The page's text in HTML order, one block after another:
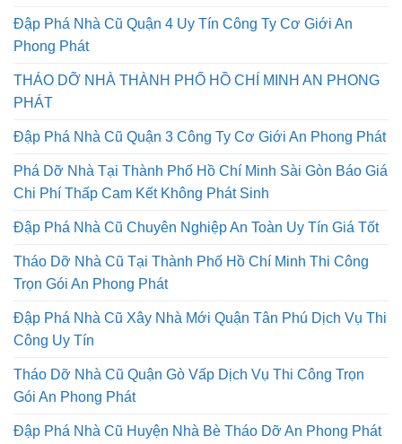
Đập Phá Nhà Cũ Quận 4 Uy Tín Công Ty Cơ Giới An
Phong Phát
THÁO DỠ NHÀ THÀNH PHỐ HỒ CHÍ MINH AN PHONG
PHÁT
Đập Phá Nhà Cũ Quận 3 Công Ty Cơ Giới An Phong Phát
Phá Dỡ Nhà Tại Thành Phố Hồ Chí Minh Sài Gòn Báo Giá
Chi Phí Thấp Cam Kết Không Phát Sinh
Đập Phá Nhà Cũ Chuyên Nghiệp An Toàn Uy Tín Giá Tốt
Tháo Dỡ Nhà Cũ Tại Thành Phố Hồ Chí Minh Thi Công
Trọn Gói An Phong Phát
Đập Phá Nhà Cũ Xây Nhà Mới Quận Tân Phú Dịch Vụ Thi
Công Uy Tín
Tháo Dỡ Nhà Cũ Quận Gò Vấp Dịch Vụ Thi Công Trọn
Gói An Phong Phát
Đập Phá Nhà Cũ Huyện Nhà Bè Tháo Dỡ An Phong Phát